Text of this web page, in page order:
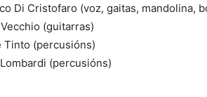
Di Cristofaro (voz, gaitas, mandolina,
(guitarras)
Tinto (percusións)
(percusións)